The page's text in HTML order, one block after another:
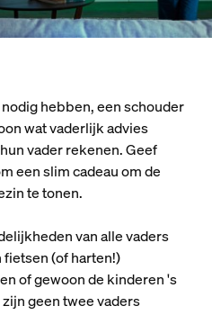
hebben, een schouder
wat vaderlijk advies
vader rekenen. Geef
een slim cadeau om de
te tonen.
van alle vaders
(of harten!)
of gewoon de kinderen 's
geen twee vaders